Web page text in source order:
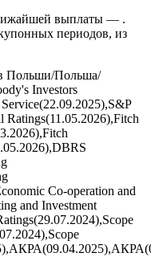
выплаты — .
периодов, из
Польши/Польша/
Investors
Ratings(11.05.2026),Fitch
Co-operation and
and Investment